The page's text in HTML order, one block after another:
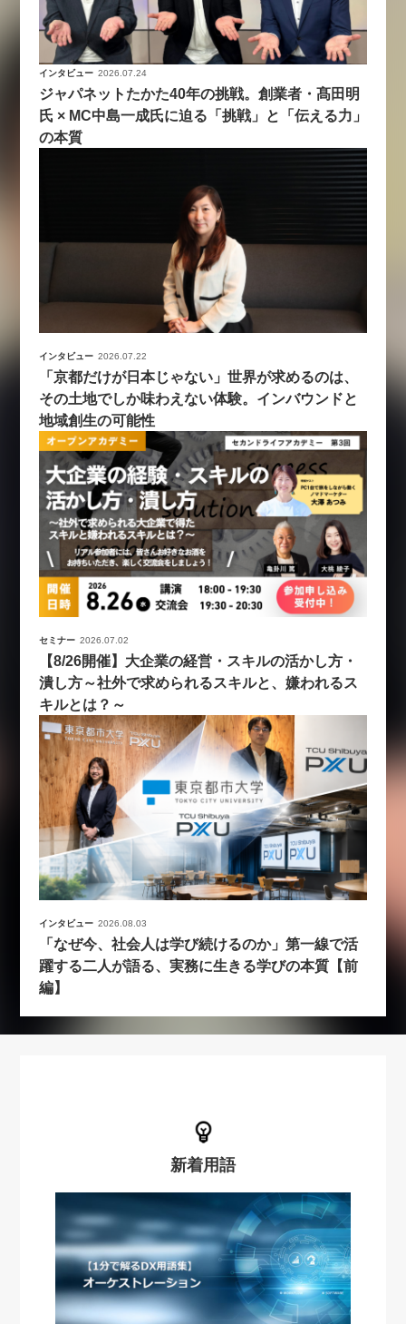
インタビュー 2026.07.24
ジャパネットたかた40年の挑戦。創業者・髙田明
氏 × MC中島一成氏に迫る「挑戦」と「伝える力」
の本質
インタビュー 2026.07.22
「京都だけが日本じゃない」世界が求めるのは、
その土地でしか味わえない体験。インバウンドと
地域創生の可能性
セミナー 2026.07.02
【8/26開催】大企業の経営・スキルの活かし方・
潰し方～社外で求められるスキルと、嫌われるス
キルとは？～
インタビュー 2026.08.03
「なぜ今、社会人は学び続けるのか」第一線で活
躍する二人が語る、実務に生きる学びの本質【前
編】
新着用語